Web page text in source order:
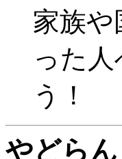
家族
った
う！
やどらん